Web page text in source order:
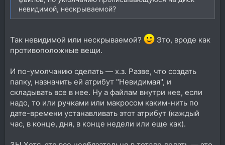
невидимой, нескрываемой?
Так невидимой или нескрываемой?
Это, вроде как
противоположные вещи.
И по-умолчанию сделать — х.з. Разве, что создать
папку, назначить ей атрибут "Невидимая", и
складывать все в нее. Ну а файлам внутри нее, если
надо, то или ручками или макросом каким-нить по
дате-времени устанавливать этот атрибут (каждый
час, в конце, дня, в конце недели или еще как).